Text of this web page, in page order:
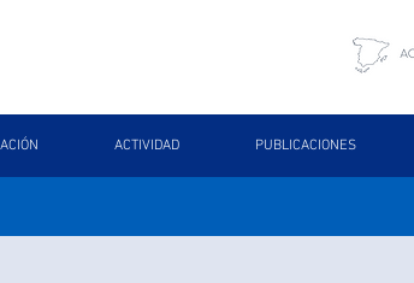
ACTIVIDAD PUBLICACIONES